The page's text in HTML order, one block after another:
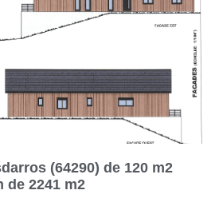
(64290) de 120 m2
de 2241 m2